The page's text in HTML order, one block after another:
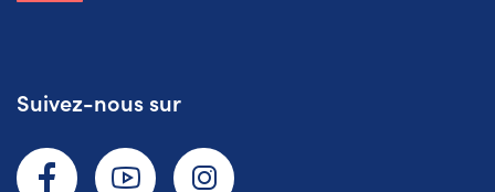
Suivez-nous sur